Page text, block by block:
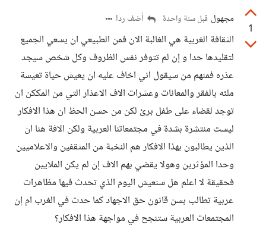
1
مجهول قبل سنة واحدة أضف ردا
الثقافة الغربية هي الغالبة الان فمن الطبيعي ان يسعي الجميع
لتقليدها حدا و إن لم تتوفر نفس الظروف وكل شخص سيجد
عذره فمنهم من سيقول اني اخاف عليه ان يعيش حياة تعيسة
ملئه بالفقر والمعانات وعشرات الاف الاعذار التي من المككن ان
توجد لقضاء على طفل برئ لكن من حسن الحظ ان هذا الافكار
ليست منتشرة بشدة في مجتمعاتنا العربية ولكن الافة هنا ان
الذين يطالبون بهذا الافكار هم النخبة من المثقفين والاعلاميين
وحدا المؤثرين وهولا يقضي بهم الاف إن لم يكن الملايين
فحقيقة لا اعلم هل سنعيش اليوم الذي تحدث فيها مظاهرات
عربية تطالب بسن قانون حق الاجهاد كما حدث في الغرب ام إن
المجتمعات العربية ستنجح في مواجهة هذا الافكار؟